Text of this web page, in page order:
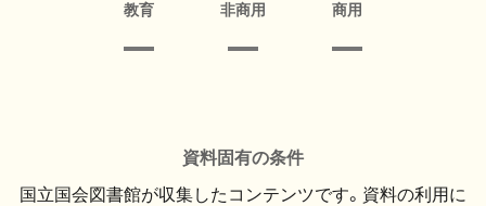
教育 非商用 商用
資料固有の条件
国立国会図書館が収集したコンテンツです。資料の利用に